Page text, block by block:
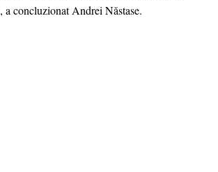
, a concluzionat Andrei Năstase.